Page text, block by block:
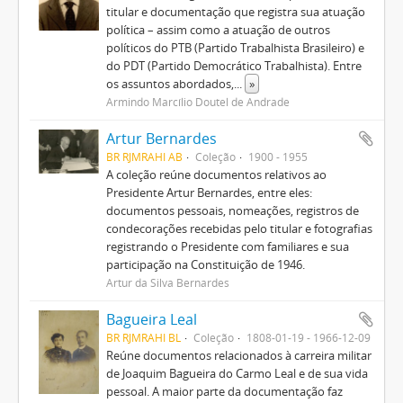
titular e documentação que registra sua atuação
política – assim como a atuação de outros
políticos do PTB (Partido Trabalhista Brasileiro) e
do PDT (Partido Democrático Trabalhista). Entre
os assuntos abordados,... »
Armindo Marcílio Doutel de Andrade
Artur Bernardes
BR RJMRAHI AB Coleção 1900 - 1955
A coleção reúne documentos relativos ao
Presidente Artur Bernardes, entre eles:
documentos pessoais, nomeações, registros de
condecorações recebidas pelo titular e fotografias
registrando o Presidente com familiares e sua
participação na Constituição de 1946.
Artur da Silva Bernardes
Bagueira Leal
BR RJMRAHI BL Coleção 1808-01-19 - 1966-12-09
Reúne documentos relacionados à carreira militar
de Joaquim Bagueira do Carmo Leal e de sua vida
pessoal. A maior parte da documentação faz